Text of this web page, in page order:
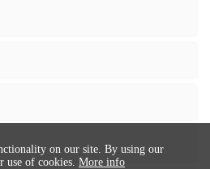
on our site. By using our
use of cookies. More info